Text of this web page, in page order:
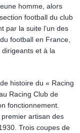
homme, alors
football du club
par la suite l’un des
football en France,
dirigeants et à la
histoire du « Racing
Racing Club de
fonctionnement.
artisan des
Trois coupes de